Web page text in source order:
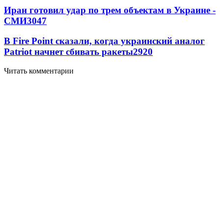
Иран готовил удар по трем объектам в Украине -
СМИ3047
В Fire Point сказали, когда украинский аналог
Patriot начнет сбивать ракеты2920
Читать комментарии